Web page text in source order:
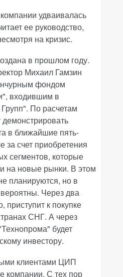
удваивалась
ее руководство,
на кризис.
в прошлом году.
Михаил Гамзин
фондом
входившим в
По расчетам
в ближайшие пять-
за счет приобретения
сегментов, которые
на новые рынки. В этом
планируются, но в
Через два
к покупке
СНГ. А через
будет
инвестору.
клиентами ЦИП
компании. С тех пор